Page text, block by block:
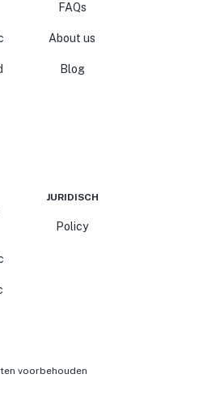
FAQs
About us
Blog
JURIDISCH
Policy
voorbehouden